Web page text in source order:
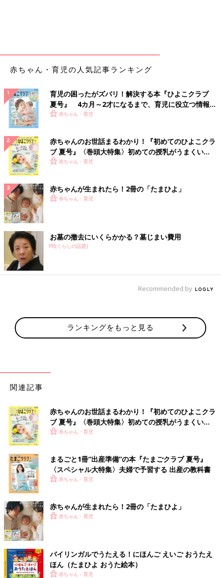
赤ちゃん・育児の人気記事ランキング
育児の困ったがズバリ！解決する本『ひよこクラブ
夏号』 4カ月～2才になるまで、育児に役立つ情報が
いっぱい！
赤ちゃん・育児
赤ちゃんのお世話まるわかり！『初めてのひよこクラ
ブ 夏号』〈巻頭大特集〉初めての授乳がうまくい
く！ おっぱい・ミルクの基本と夏のトラブル 解決テ
赤ちゃん・育児
赤ちゃんが生まれたら！2冊の「たまひよ」
赤ちゃん・育児
お墓の撤去にいくらかかる？墓じまい費用
PR(くらしの話題)
Recommended by
ランキングをもっと見る
関連記事
赤ちゃんのお世話まるわかり！『初めてのひよこクラ
ブ 夏号』〈巻頭大特集〉初めての授乳がうまくい
く！ おっぱい・ミルクの基本と夏のトラブル 解決テ
赤ちゃん・育児
まるごと1冊“出産準備”の本『たまごクラブ 夏号』
〈スペシャル大特集〉夫婦で予習する 出産の教科書
赤ちゃん・育児
赤ちゃんが生まれたら！2冊の「たまひよ」
赤ちゃん・育児
バイリンガルでうたえる！にほんご えいご おうたえ
ほん（たまひよ おうた絵本）
赤ちゃん・育児